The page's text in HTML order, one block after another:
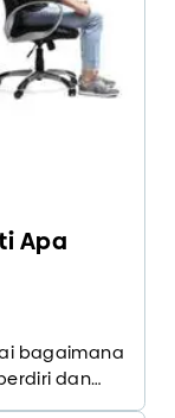
Apa
bagaimana
dan
dan buruk.